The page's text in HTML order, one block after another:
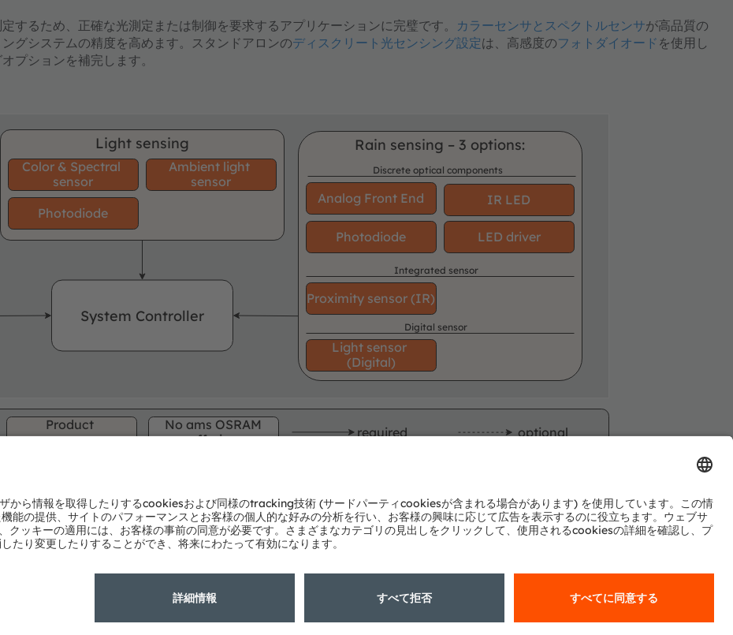
するため、正確な光測定または制御を要求するアプリケーションに完璧です。 カラーセンサとスペクトルセンサが高品質の
グシステムの精度を高めます。スタンドアロンのディスクリート光センシング設定は、高感度のフォトダイオード を使用し
プションを補完します。
Product
area
No ams OSRAM
offering
required optional
System Controller
Light sensing
Ambient light
sensor
Photodiode
Color & Spectral
sensor
Rain sensing – 3 options:
IR LED
Integrated sensor
Proximity sensor (IR)
Discrete optical components
Analog Front End
Photodiode LED driver
Digital sensor
Light sensor
(Digital)
む